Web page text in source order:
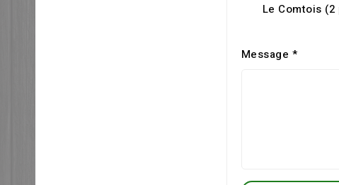
Le Comtois (2
Message *